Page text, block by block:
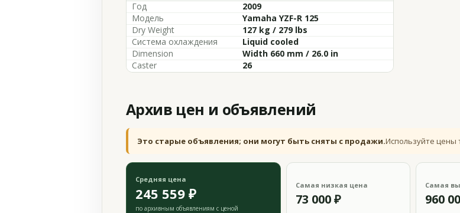
Год
2009
Модель
Yamaha YZF-R 125
Dry Weight
127 kg / 279 lbs
Система охлаждения
Liquid cooled
Dimension
Width 660 mm / 26.0 in
Caster
26
Архив цен и объявлений
Это старые объявления; они могут быть сняты с продажи.Используйте цены
Средняя цена
245 559 ₽
по архивным объявлениям с ценой
Самая низкая цена
73 000 ₽
Самая
960